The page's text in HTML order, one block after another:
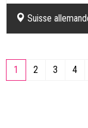
Suisse
1 2 3 4